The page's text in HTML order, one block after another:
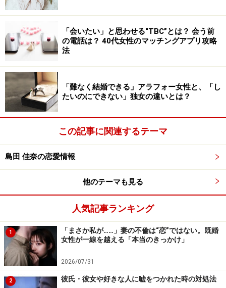
婚」？
アラフィフ女性の恋愛を語る上で、まずクリアにしてお
きたいのが、「恋」と「結婚」の境界線です。
20代や30代の恋愛は、しばしば「結婚」というゴールを
見据えたものでした。恋に落ちることと、将来を共にす
るパートナーを探すことは、ほぼ同義だったかもしれま
築いているアラフィフ女性に「恋愛＝結婚」の方程式は
当てはまりません。
既婚女性の場合、たとえ夫婦関係が冷え切っていたとし
ても、経済的な安定や世間体、子どもへの影響など、結
婚生活を維持するメリットは計り知れません。
「恋愛」は、刺激と心の潤いを与えてくれる「サプリメ
ント」のようなもの。その一方で、結婚という枠組みを
壊すリスクを冒してまで、新たなパートナーとの「結
「会いたい」と思わせる“TBC”とは？ 会う前
の電話は？ 40代女性のマッチングアプリ攻略
法
「難なく結婚できる」アラフォー女性と、「し
たいのにできない」独女の違いとは？
この記事に関連するテーマ
島田 佳奈の恋愛情報
他のテーマも見る
人気記事ランキング
1
「まさか私が……」妻の不倫は“恋”ではない。既婚
女性が一線を越える「本当のきっかけ」
2026/07/31
2 彼氏・彼女や好きな人に嘘をつかれた時の対処法